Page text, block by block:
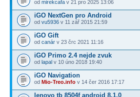
od mirekcafa v 21 pro 2025 13:06
iGO NextGen pro Android
od vu5936 v 11 zář 2015 21:59
iGO Gift
od canár v 23 črc 2021 11:16
iGO Primo 2.4 nejde zvuk
od lapal v 10 úno 2018 19:40
iGO Navigation
od Mio-Treo.info v 14 čer 2016 17:17
lenovo tb 8504f android 8.1.0